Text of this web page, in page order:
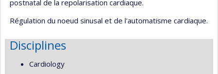
postnatal de la repolarisation cardiaque.
Régulation du noeud sinusal et de l'automatisme cardiaque.
Disciplines
Cardiology